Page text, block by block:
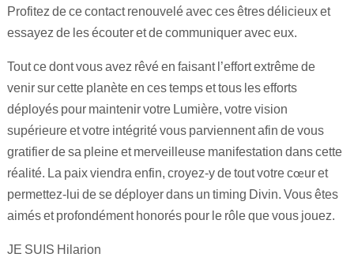
Profitez de ce contact renouvelé avec ces êtres délicieux et
essayez de les écouter et de communiquer avec eux.
Tout ce dont vous avez rêvé en faisant l’effort extrême de
venir sur cette planète en ces temps et tous les efforts
déployés pour maintenir votre Lumière, votre vision
supérieure et votre intégrité vous parviennent afin de vous
gratifier de sa pleine et merveilleuse manifestation dans cette
réalité. La paix viendra enfin, croyez-y de tout votre cœur et
permettez-lui de se déployer dans un timing Divin. Vous êtes
aimés et profondément honorés pour le rôle que vous jouez.
JE SUIS Hilarion